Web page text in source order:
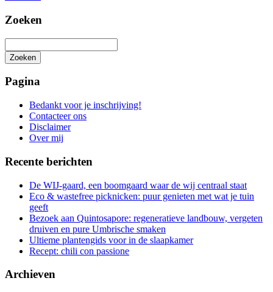
Zoeken
Zoeken
zoeken
Pagina
Bedankt voor je inschrijving!
Contacteer ons
Disclaimer
Over mij
Recente berichten
De WIJ-gaard, een boomgaard waar de wij centraal staat
Eco & wastefree picknicken: puur genieten met wat je tuin
geeft
Bezoek aan Quintosapore: regeneratieve landbouw, vergeten
druiven en pure Umbrische smaken
Ultieme plantengids voor in de slaapkamer
Recept: chili con passione
Archieven